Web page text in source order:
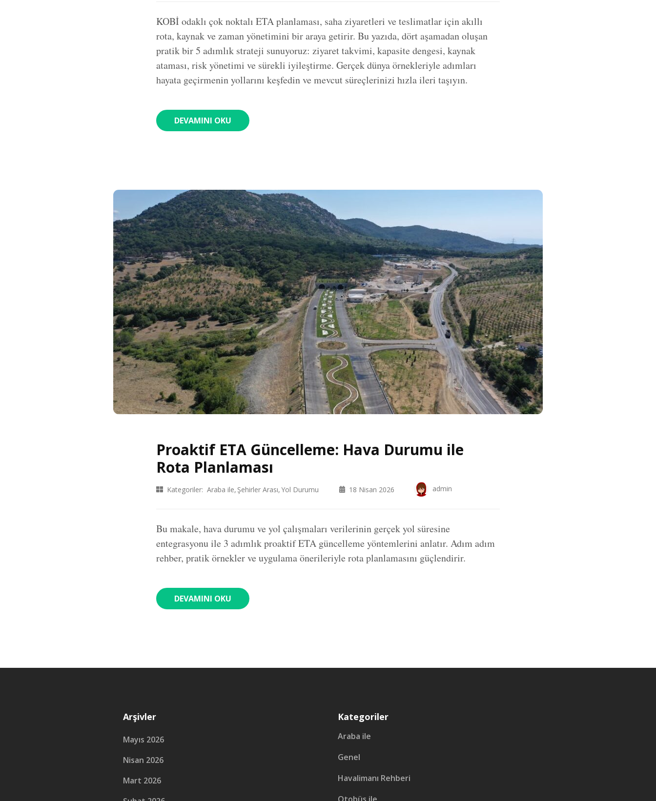
KOBİ odaklı çok noktalı ETA planlaması, saha ziyaretleri ve teslimatlar için akıllı
rota, kaynak ve zaman yönetimini bir araya getirir. Bu yazıda, dört aşamadan oluşan
pratik bir 5 adımlık strateji sunuyoruz: ziyaret takvimi, kapasite dengesi, kaynak
ataması, risk yönetimi ve sürekli iyileştirme. Gerçek dünya örnekleriyle adımları
hayata geçirmenin yollarını keşfedin ve mevcut süreçlerinizi hızla ileri taşıyın.
DEVAMINI OKU
Proaktif ETA Güncelleme: Hava Durumu ile
Rota Planlaması
Kategoriler: Araba ile Şehirler Arası Yol Durumu 18 Nisan 2026 admin
Bu makale, hava durumu ve yol çalışmaları verilerinin gerçek yol süresine
entegrasyonu ile 3 adımlık proaktif ETA güncelleme yöntemlerini anlatır. Adım adım
rehber, pratik örnekler ve uygulama önerileriyle rota planlamasını güçlendirir.
DEVAMINI OKU
Arşivler
Mayıs 2026
Nisan 2026
Mart 2026
Kategoriler
Araba ile
Genel
Havalimanı Rehberi